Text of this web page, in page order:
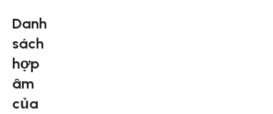
Danh
sách
hợp
âm
của